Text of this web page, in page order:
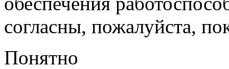
согласны, пожалуйста,
Понятно